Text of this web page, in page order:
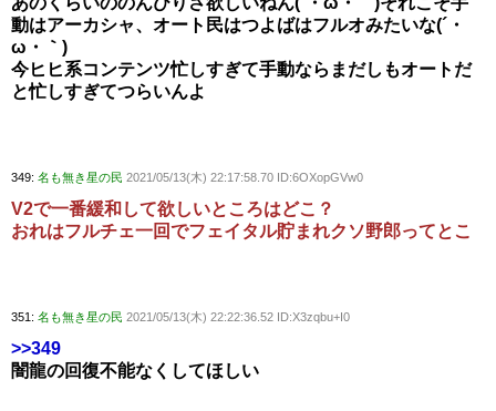
動はアーカシャ、オート民はつよばはフルオみたいな(´・
ω・｀)
今ヒヒ系コンテンツ忙しすぎて手動ならまだしもオートだ
と忙しすぎてつらいんよ
349: 名も無き星の民 2021/05/13(木) 22:17:58.70 ID:6OXopGVw0
V2で一番緩和して欲しいところはどこ？
おれはフルチェ一回でフェイタル貯まれクソ野郎ってとこ
351: 名も無き星の民 2021/05/13(木) 22:22:36.52 ID:X3zqbu+I0
>>349
闇龍の回復不能なくしてほしい